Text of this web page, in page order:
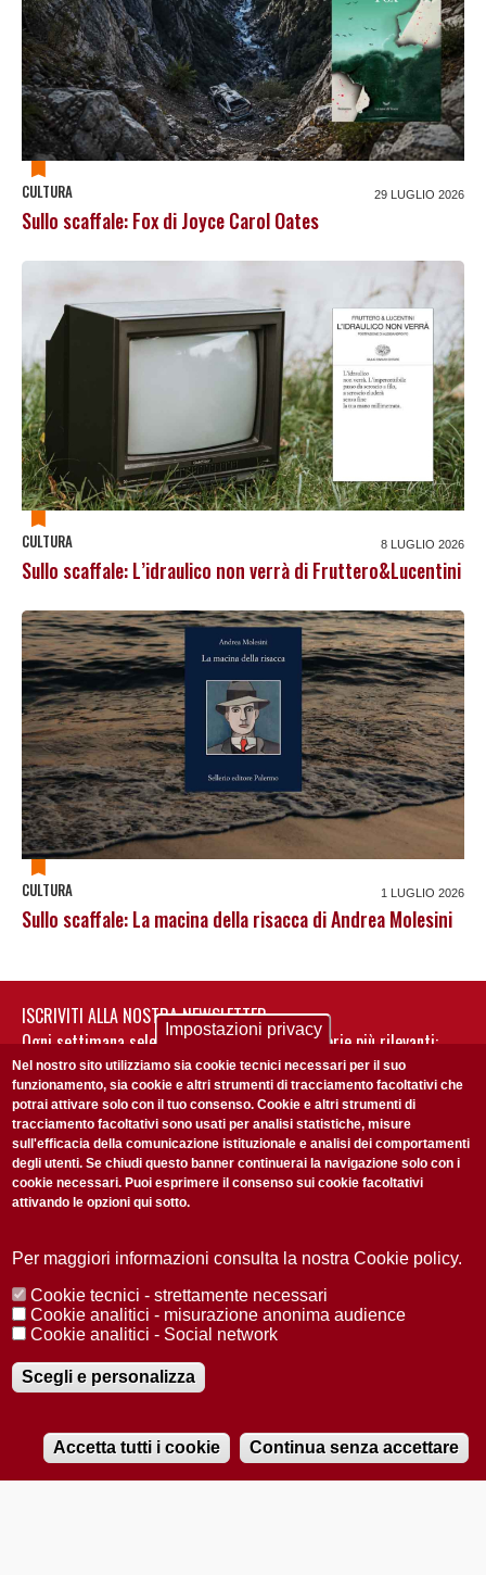
Audio
CULTURA 29 LUGLIO 2026
Sullo scaffale: Fox di Joyce Carol Oates
CULTURA 8 LUGLIO 2026
Sullo scaffale: L’idraulico non verrà di Fruttero&Lucentini
CULTURA 1 LUGLIO 2026
Sullo scaffale: La macina della risacca di Andrea Molesini
ISCRIVITI ALLA NOSTRA NEWSLETTER
Ogni settimana selezioniamo per te nostre storie più rilevanti:
non perderti gli aggiornamenti della nostra newsletter
Accetto laPrivacy Policy
Redazione Copyright Privacy
Area stampa
© 2025 Università di Padova
Registrazione presso il Tribunale di Padova n. 2097/2012 del 18 giugno
2012
Impostazioni privacy
Nel nostro sito utilizziamo sia cookie tecnici necessari per il suo
funzionamento, sia cookie e altri strumenti di tracciamento facoltativi che
potrai attivare solo con il tuo consenso. Cookie e altri strumenti di
tracciamento facoltativi sono usati per analisi statistiche, misure
sull'efficacia della comunicazione istituzionale e analisi dei comportamenti
degli utenti. Se chiudi questo banner continuerai la navigazione solo con i
cookie necessari. Puoi esprimere il consenso sui cookie facoltativi
attivando le opzioni qui sotto.
Per maggiori informazioni consulta la nostra Cookie policy.
Cookie tecnici - strettamente necessari
Cookie analitici - misurazione anonima audience
Cookie analitici - Social network
Scegli e personalizza
Accetta tutti i cookie Continua senza accettare